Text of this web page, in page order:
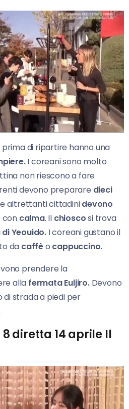
di ripartire hanno una
I coreani sono molto
non riescono a fare
devono preparare dieci
altrettanti cittadinidevono
con calma. Il chioscosi trova
Yeouido. I coreani gustano il
da caffèo cappuccino.
prendere la
alla fermata Euljiro.Devono
strada a piedi per
8 diretta 14 aprile Il